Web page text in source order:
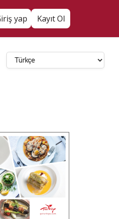
yap Kayıt Ol
Dil Seçin